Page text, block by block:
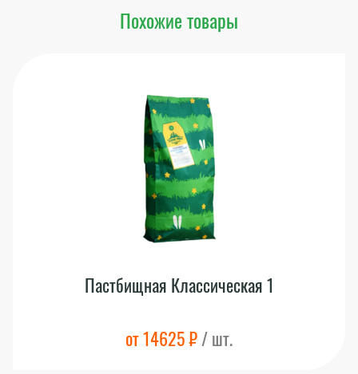
Похожие товары
Пастбищная Классическая 1
от 14625 ₽/ шт.